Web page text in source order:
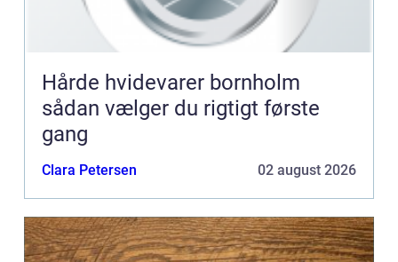
Hårde hvidevarer bornholm
sådan vælger du rigtigt første
gang
Clara Petersen 02 august 2026